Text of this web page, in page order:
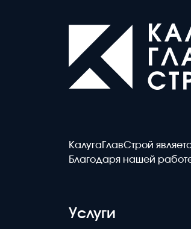
КалугаГлавСтрой
Благодаря нашей
Услуги